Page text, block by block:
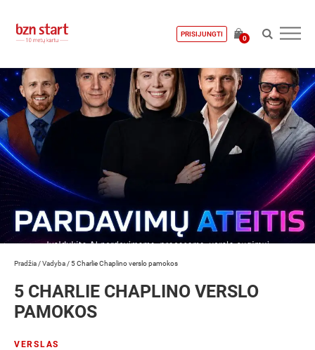
PRISIJUNGTI
0
Pradžia /Vadyba /5 Charlie Chaplino verslo pamokos
5 CHARLIE CHAPLINO VERSLO
PAMOKOS
VERSLAS